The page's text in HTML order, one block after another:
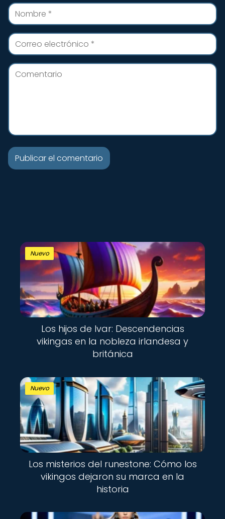
Nuevo
Los hijos de Ivar: Descendencias
vikingas en la nobleza irlandesa y
británica
Nuevo
Los misterios del runestone: Cómo los
vikingos dejaron su marca en la
historia